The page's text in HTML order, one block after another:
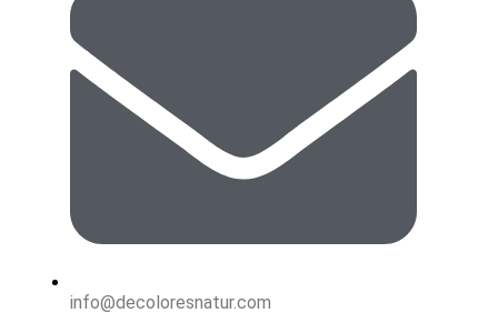
info@decoloresnatur.com